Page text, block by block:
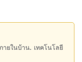
กเล่น, สวนส่วน
2 ได้แก่: เดิน
ายในบ้าน. เทคโนโลยี